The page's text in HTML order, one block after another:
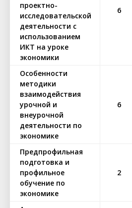
проектно-
исследовательской
деятельности с
использованием
ИКТ на уроке
экономики
6
Особенности
методики
взаимодействия
урочной и
внеурочной
деятельности по
экономике
6
Предпрофильная
подготовка и
профильное
обучение по
экономике
2